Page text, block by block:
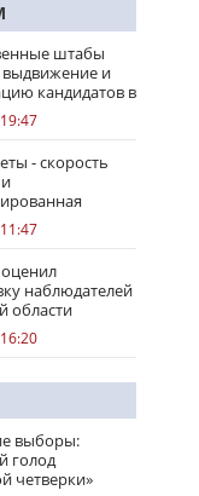
штабы
и
кандидатов в
- скорость
наблюдателей
области
выборы:
голод
четверки»